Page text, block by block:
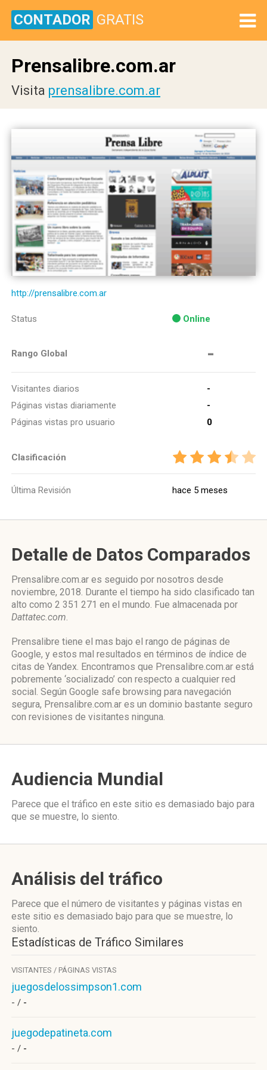
CONTADOR GRATIS
Prensalibre.com.ar
Visita prensalibre.com.ar
http://prensalibre.com.ar
Status Online
Rango Global -
Visitantes diarios
-
Páginas vistas diariamente
-
Páginas vistas pro usuario
0
Clasificación
Última Revisión hace 5 meses
Detalle de Datos Comparados
Prensalibre.com.ar es seguido por nosotros desde
noviembre, 2018. Durante el tiempo ha sido clasificado tan
alto como 2 351 271 en el mundo. Fue almacenada por
Dattatec.com.
Prensalibre tiene el mas bajo el rango de páginas de
Google, y estos mal resultados en términos de índice de
citas de Yandex. Encontramos que Prensalibre.com.ar está
pobremente ‘socializado’ con respecto a cualquier red
social. Según Google safe browsing para navegación
segura, Prensalibre.com.ar es un dominio bastante seguro
con revisiones de visitantes ninguna.
Audiencia Mundial
Parece que el tráfico en este sitio es demasiado bajo para
que se muestre, lo siento.
Análisis del tráfico
Parece que el número de visitantes y páginas vistas en
este sitio es demasiado bajo para que se muestre, lo
siento.
Estadísticas de Tráfico Similares
VISITANTES / PÁGINAS VISTAS
juegosdelossimpson1.com
- / -
juegodepatineta.com
- / -